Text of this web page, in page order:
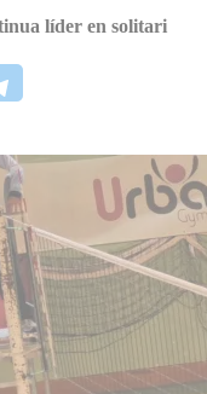
líder en solitari